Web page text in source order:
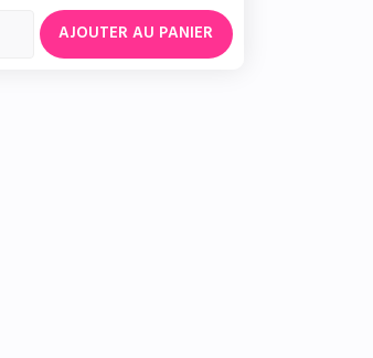
AJOUTER AU PANIER